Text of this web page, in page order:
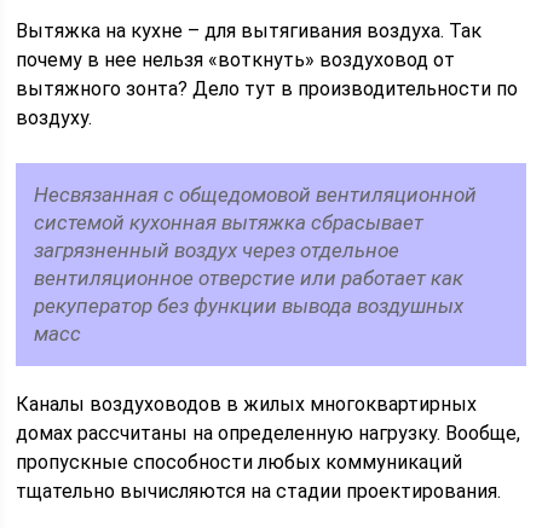
Вытяжка на кухне – для вытягивания воздуха. Так
почему в нее нельзя «воткнуть» воздуховод от
вытяжного зонта? Дело тут в производительности по
воздуху.
Несвязанная с общедомовой вентиляционной
системой кухонная вытяжка сбрасывает
загрязненный воздух через отдельное
вентиляционное отверстие или работает как
рекуператор без функции вывода воздушных
масс
Каналы воздуховодов в жилых многоквартирных
домах рассчитаны на определенную нагрузку. Вообще,
пропускные способности любых коммуникаций
тщательно вычисляются на стадии проектирования.